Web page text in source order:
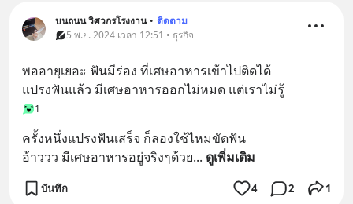
บนถนน วิศวกรโรงงาน • ติดตาม
5 พ.ย. 2024 เวลา 12:51 • ธุรกิจ
พออายุเยอะ ฟันมีร่อง ที่เศษอาหารเข้าไปติดได้
แปรงฟันแล้ว มีเศษอาหารออกไม่หมด แต่เราไม่รู้
1
ครั้งหนึ่งแปรงฟันเสร็จ ก็ลองใช้ไหมขัดฟัน
อ้าววว มีเศษอาหารอยู่จริงๆด้วย... ดูเพิ่มเติม
บันทึก 4 2 1